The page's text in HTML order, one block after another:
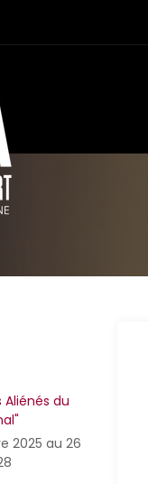
Aliénés du
2025 au 26